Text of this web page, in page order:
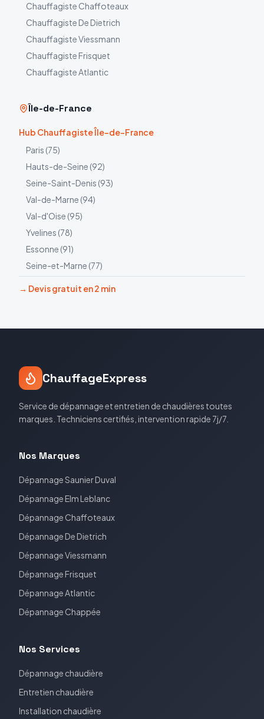
Chauffagiste Chaffoteaux
Chauffagiste De Dietrich
ChauffagisteViessmann
Chauffagiste Frisquet
ChauffagisteAtlantic
Île-de-France
Hub Chauffagiste Île-de-France
Paris (75)
Hauts-de-Seine (92)
Seine-Saint-Denis (93)
Val-de-Marne (94)
Val-d'Oise (95)
Yvelines (78)
Essonne (91)
Seine-et-Marne (77)
→ Devis gratuit en 2 min
ChauffageExpress
Service de dépannage et entretien de chaudières toutes
marques. Techniciens certifiés, intervention rapide 7j/7.
Nos Marques
DépannageSaunier Duval
DépannageElm Leblanc
Dépannage Chaffoteaux
DépannageDe Dietrich
DépannageViessmann
DépannageFrisquet
DépannageAtlantic
Dépannage Chappée
Nos Services
Dépannage chaudière
Entretien chaudière
Installation chaudière